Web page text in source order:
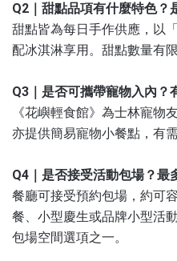
Q2｜甜點品項有什麼特色？
甜點皆為每日手作供應，以
配冰淇淋享用。甜點數量有
Q3｜是否可攜帶寵物入內？
《花嶼輕食館》為士林寵物
亦提供簡易寵物小餐點，有
Q4｜是否接受活動包場？最
餐廳可接受預約包場，約可
餐、小型慶生或品牌小型活
包場空間選項之一。